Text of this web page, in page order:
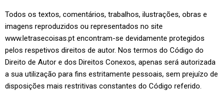
Todos os textos, comentários, trabalhos, ilustrações, obras e
imagens reproduzidos ou representados no site
www.letrasecoisas.pt encontram-se devidamente protegidos
pelos respetivos direitos de autor. Nos termos do Código do
Direito de Autor e dos Direitos Conexos, apenas será autorizada
a sua utilização para fins estritamente pessoais, sem prejuízo de
disposições mais restritivas constantes do Código referido.